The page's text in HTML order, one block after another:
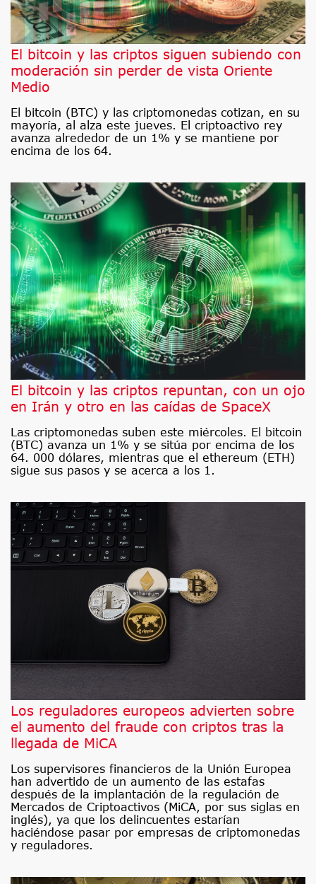
El bitcoin y las criptos siguen subiendo con
moderación sin perder de vista Oriente
Medio
El bitcoin (BTC) y las criptomonedas cotizan, en su
mayoría, al alza este jueves. El criptoactivo rey
avanza alrededor de un 1% y se mantiene por
encima de los 64.
El bitcoin y las criptos repuntan, con un ojo
en Irán y otro en las caídas de SpaceX
Las criptomonedas suben este miércoles. El bitcoin
(BTC) avanza un 1% y se sitúa por encima de los
64. 000 dólares, mientras que el ethereum (ETH)
sigue sus pasos y se acerca a los 1.
Los reguladores europeos advierten sobre
el aumento del fraude con criptos tras la
llegada de MiCA
Los supervisores financieros de la Unión Europea
han advertido de un aumento de las estafas
después de la implantación de la regulación de
Mercados de Criptoactivos (MiCA, por sus siglas en
inglés), ya que los delincuentes estarían
haciéndose pasar por empresas de criptomonedas
y reguladores.